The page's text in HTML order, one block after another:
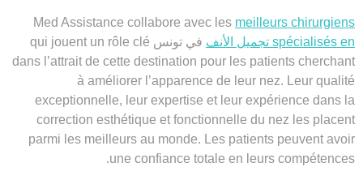
Med Assistance collabore avec les meilleurs chirurgiens
spécialisés en تجميل الأنف
في تونس qui jouent un rôle clé
dans l’attrait de cette destination pour les patients cherchant
à améliorer l’apparence de leur nez. Leur qualité
exceptionnelle, leur expertise et leur expérience dans la
correction esthétique et fonctionnelle du nez les placent
parmi les meilleurs au monde. Les patients peuvent avoir
une confiance totale en leurs compétences.